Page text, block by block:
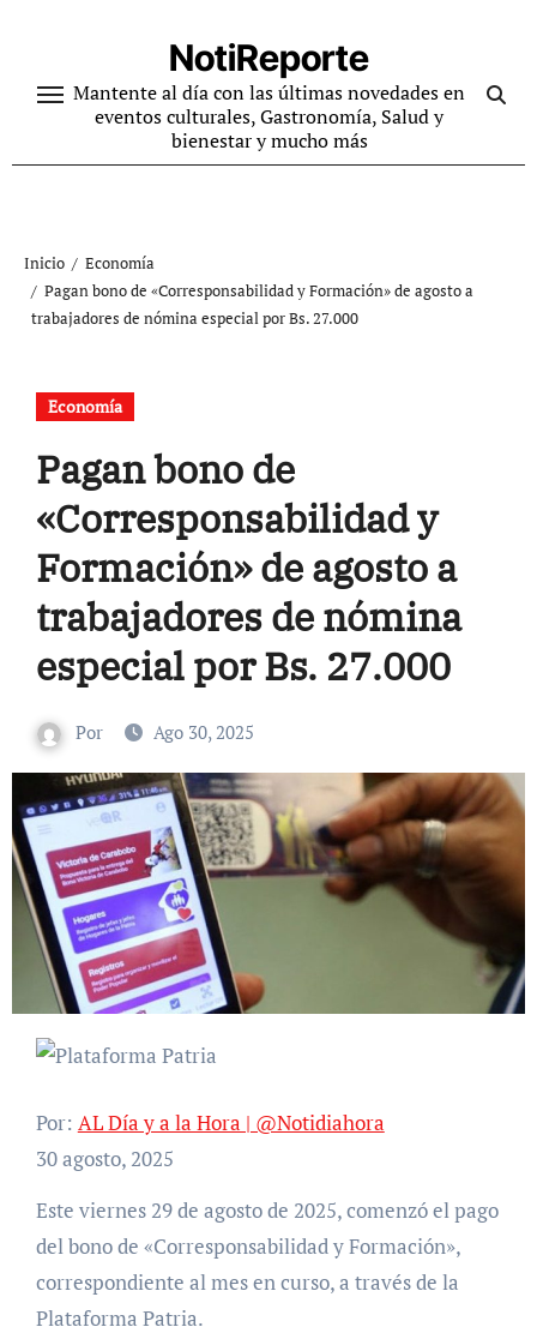
contenido
NotiReporte
Mantente al día con las últimas novedades en
eventos culturales, Gastronomía, Salud y
bienestar y mucho más
Inicio
Economía
Pagan bono de «Corresponsabilidad y Formación» de agosto a
trabajadores de nómina especial por Bs. 27.000
Economía
Pagan bono de
«Corresponsabilidad y
Formación» de agosto a
trabajadores de nómina
especial por Bs. 27.000
Por Ago 30, 2025
Por: AL Día y a la Hora | @Notidiahora
30 agosto, 2025
Este viernes 29 de agosto de 2025, comenzó el pago
del bono de «Corresponsabilidad y Formación»,
correspondiente al mes en curso, a través de la
Plataforma Patria.